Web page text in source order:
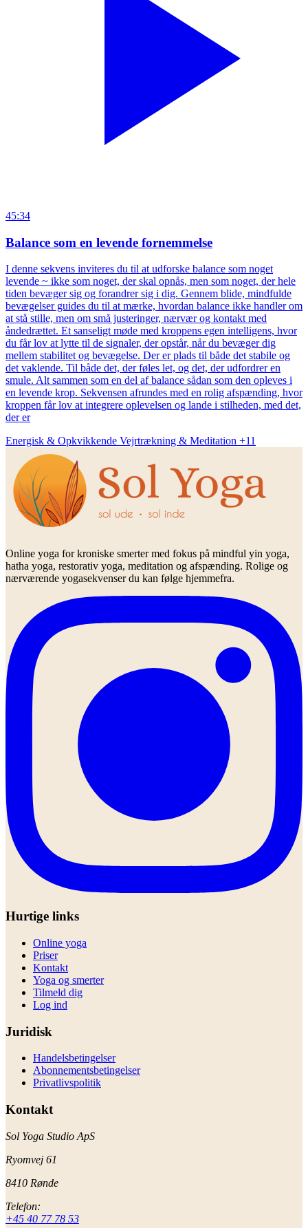
45:34
Balance som en levende fornemmelse
I denne sekvens inviteres du til at udforske balance som noget
levende ~ ikke som noget, der skal opnås, men som noget, der hele
tiden bevæger sig og forandrer sig i dig. Gennem blide, mindfulde
bevægelser guides du til at mærke, hvordan balance ikke handler om
at stå stille, men om små justeringer, nærvær og kontakt med
åndedrættet. Et sanseligt møde med kroppens egen intelligens, hvor
du får lov at lytte til de signaler, der opstår, når du bevæger dig
mellem stabilitet og bevægelse. Der er plads til både det stabile og
det vaklende. Til både det, der føles let, og det, der udfordrer en
smule. Alt sammen som en del af balance sådan som den opleves i
en levende krop. Sekvensen afrundes med en rolig afspænding, hvor
kroppen får lov at integrere oplevelsen og lande i stilheden, med det,
der er
Energisk & Opkvikkende Vejrtrækning & Meditation +11
Online yoga for kroniske smerter med fokus på mindful yin yoga,
hatha yoga, restorativ yoga, meditation og afspænding. Rolige og
nærværende yogasekvenser du kan følge hjemmefra.
Hurtige links
Online yoga
Priser
Kontakt
Yoga og smerter
Tilmeld dig
Log ind
Juridisk
Handelsbetingelser
Abonnementsbetingelser
Privatlivspolitik
Kontakt
Sol Yoga Studio ApS
Ryomvej 61
8410 Rønde
Telefon:
+45 40 77 78 53